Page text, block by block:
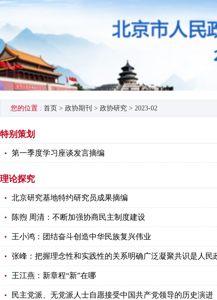
您的位置 : 首页 > 政协期刊 > 政协研究 > 2023-02
特别策划
第一季度学习座谈发言摘编
理论探究
北京研究基地特约研究员成果摘编
陈煦 周清：不断加强协商民主制度建设
王小鸿：团结奋斗创造中华民族复兴伟业
张峰：把握理念性和实践性的关系明确广泛凝聚共识是人民
王江燕：新章程“新”在哪
民主党派、无党派人士自愿接受中国共产党领导的历史演进